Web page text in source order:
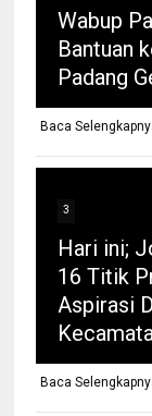
Wabup
Bantuan
Padang
Baca
3
Hari ini;
16 Titik
Aspirasi
Baca